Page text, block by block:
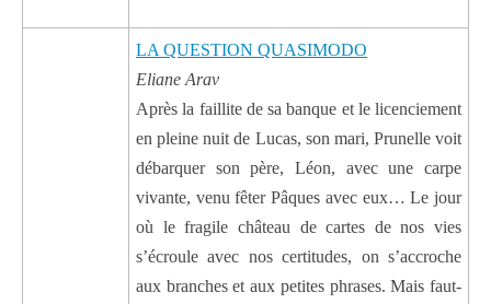
LA QUESTION QUASIMODO
Eliane Arav
Après la faillite de sa banque et le licenciement
en pleine nuit de Lucas, son mari, Prunelle voit
débarquer son père, Léon, avec une carpe
vivante, venu fêter Pâques avec eux… Le jour
où le fragile château de cartes de nos vies
s’écroule avec nos certitudes, on s’accroche
aux branches et aux petites phrases. Mais faut-